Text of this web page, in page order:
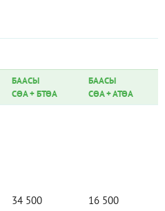
БААСЫ
СӨА+БТӨА
БААСЫ
СӨА+АТӨА
34 500 16 500